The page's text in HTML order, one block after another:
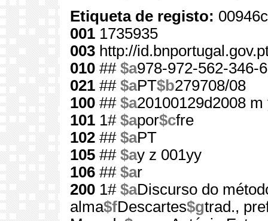
Etiqueta de registo:
001 1735935
003 http://
010 ## $a978-972-562-346-6
021 ## $aPT$b279708/08
100 ## $a20100129d2008
101 1# $apor$cfre
102 ## $aPT
105 ## $ay z 001yy
106 ## $ar
200 1# $aDiscurso do
alma$fDescartes$gtrad.,